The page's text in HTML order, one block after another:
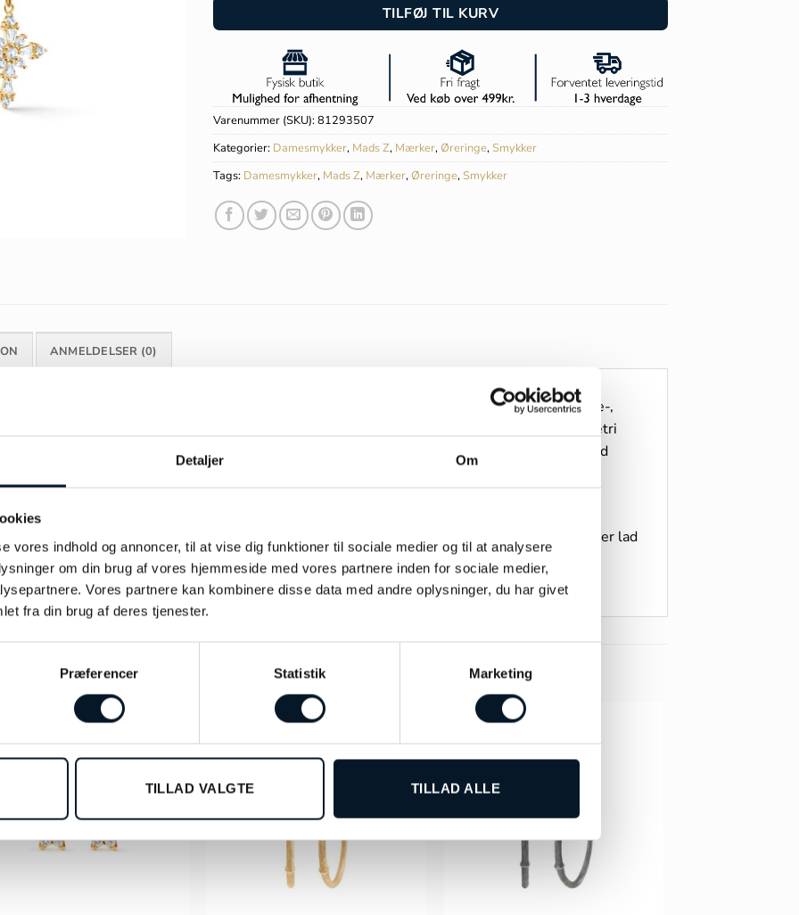
Detaljer Om
vores indhold og annoncer, til at vise dig funktioner til sociale medier og til at analysere
om din brug af vores hjemmeside med vores partnere inden for sociale medier,
Vores partnere kan kombinere disse data med andre oplysninger, du har givet
fra din brug af deres tjenester.
Præferencer Statistik Marketing
TILLAD VALGTE TILLAD ALLE
TILFØJ TIL KURV
Varenummer (SKU):81293507
Kategorier: Damesmykker, Mads Z, Mærker,Øreringe, Smykker
Tags: Damesmykker, Mads Z, Mærker,Øreringe, Smykker
ANMELDELSER (0)
har i fællesskab skabt serien som en hyldest til nattehimlens præcision og magi. Marquise-,
en centralt placeret topas og fremhæves af fine detaljer, der forener stringent symmetri
er gennemarbejdet, så skarpe linjer møder bløde kurver og skaber et raffineret udtryk med
taler til både elegance og karakter.
feminint look til en åben silkeskjorte, tilføj en enkel stenbesat ørering for subtil kontrast, eller lad
og vinterreceptioner til bryllupper og rolige kaffestunder.